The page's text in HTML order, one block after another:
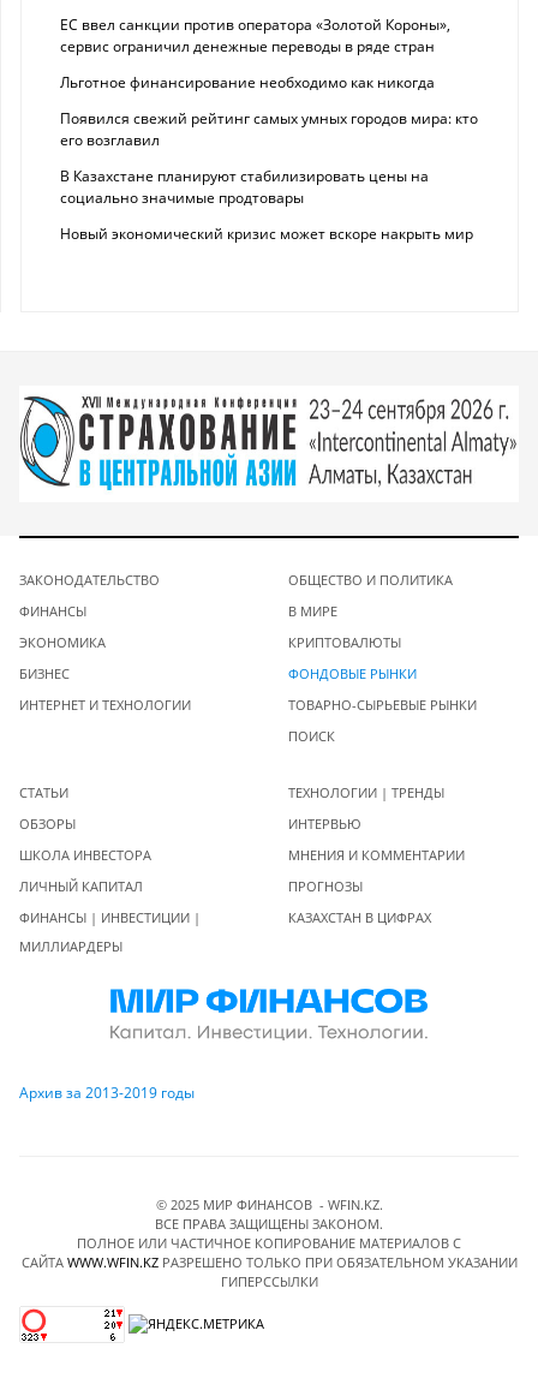
ЕС ввел санкции против оператора «Золотой Короны»,
сервис ограничил денежные переводы в ряде стран
Льготное финансирование необходимо как никогда
Появился свежий рейтинг самых умных городов мира: кто
его возглавил
В Казахстане планируют стабилизировать цены на
социально значимые продтовары
Новый экономический кризис может вскоре накрыть мир
ЗАКОНОДАТЕЛЬСТВО
ФИНАНСЫ
ЭКОНОМИКА
БИЗНЕС
ИНТЕРНЕТ И ТЕХНОЛОГИИ
ОБЩЕСТВО И ПОЛИТИКА
В МИРЕ
КРИПТОВАЛЮТЫ
ФОНДОВЫЕ РЫНКИ
ТОВАРНО-СЫРЬЕВЫЕ РЫНКИ
ПОИСК
СТАТЬИ
ОБЗОРЫ
ШКОЛА ИНВЕСТОРА
ЛИЧНЫЙ КАПИТАЛ
ФИНАНСЫ | ИНВЕСТИЦИИ |
МИЛЛИАРДЕРЫ
ТЕХНОЛОГИИ | ТРЕНДЫ
ИНТЕРВЬЮ
МНЕНИЯ И КОММЕНТАРИИ
ПРОГНОЗЫ
КАЗАХСТАН В ЦИФРАХ
Архив за 2013-2019 годы
© 2025 МИР ФИНАНСОВ - WFIN.KZ.
ВСЕ ПРАВА ЗАЩИЩЕНЫ ЗАКОНОМ.
ПОЛНОЕ ИЛИ ЧАСТИЧНОЕ КОПИРОВАНИЕ МАТЕРИАЛОВ C
САЙТА WWW.WFIN.KZРАЗРЕШЕНО ТОЛЬКО ПРИ ОБЯЗАТЕЛЬНОМ УКАЗАНИИ
ГИПЕРССЫЛКИ